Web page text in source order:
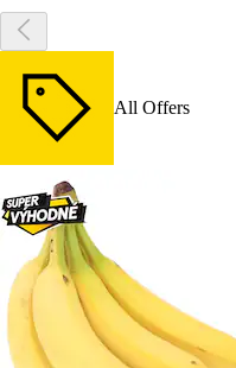
All Offers